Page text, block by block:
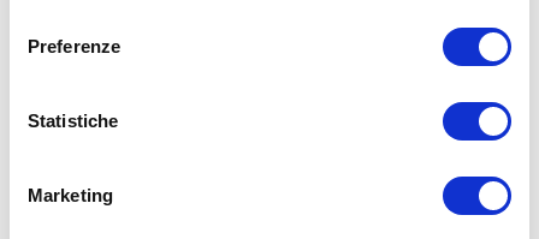
Preferenze
Statistiche
Marketing